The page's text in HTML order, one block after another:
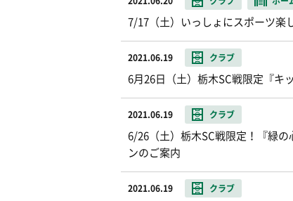
7/17（土）いっしょにスポーツ楽
2021.06.19 クラブ
6月26日（土）栃木SC戦限定『キ
2021.06.19 クラブ
6/26（土）栃木SC戦限定！『緑
ンのご案内
2021.06.19 クラブ